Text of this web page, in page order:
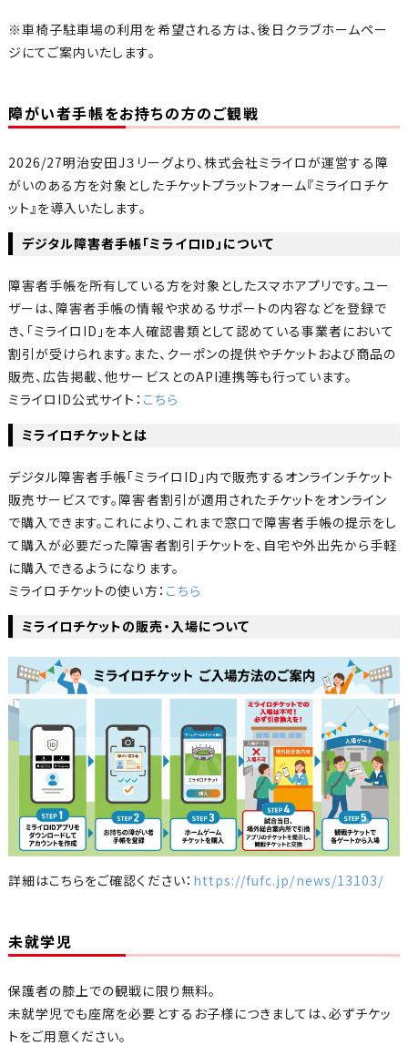
※車椅子駐車場の利用を希望される方は、後日クラブホームペー
ジにてご案内いたします。
障がい者手帳をお持ちの方のご観戦
2026/27明治安田J３リーグより、株式会社ミライロが運営する障
がいのある方を対象としたチケットプラットフォーム『ミライロチケ
ット』を導入いたします。
デジタル障害者手帳「ミライロID」について
障害者手帳を所有している方を対象としたスマホアプリです。ユー
ザーは、障害者手帳の情報や求めるサポートの内容などを登録で
き、「ミライロID」を本人確認書類として認めている事業者において
割引が受けられます。また、クーポンの提供やチケットおよび商品の
販売、広告掲載、他サービスとのAPI連携等も行っています。
ミライロID公式サイト： こちら
ミライロチケットとは
デジタル障害者手帳「ミライロID」内で販売するオンラインチケット
販売サービスです。障害者割引が適用されたチケットをオンライン
で購入できます。これにより、これまで窓口で障害者手帳の提示をし
て購入が必要だった障害者割引チケットを、自宅や外出先から手軽
に購入できるようになります。
ミライロチケットの使い方： こちら
ミライロチケットの販売・入場について
詳細はこちらをご確認ください： https://fufc.jp/news/13103/
未就学児
保護者の膝上での観戦に限り無料。
未就学児でも座席を必要とするお子様につきましては、必ずチケッ
トをご用意ください。